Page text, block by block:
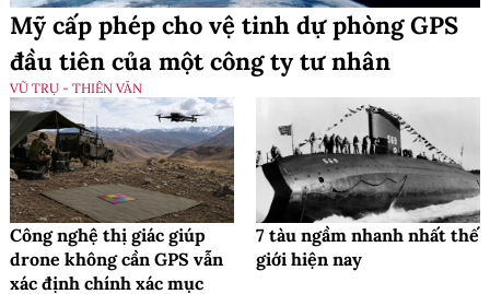
Mỹ cấp phép cho vệ tinh dự phòng GPS
đầu tiên của một công ty tư nhân
VŨ TRỤ - THIÊN VĂN
Công nghệ thị giác giúp
drone không cần GPS vẫn
xác định chính xác mục
7 tàu ngầm nhanh nhất thế
giới hiện nay